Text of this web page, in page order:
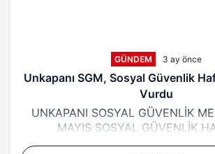
GÜNDEM 3 ay önce
Unkapanı SGM, Sosyal Güvenlik
Vurdu
UNKAPANI SOSYAL GÜVENLİK
MAYIS SOSYAL GÜVENLİK